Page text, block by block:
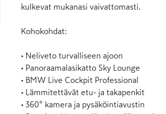
kulkevat mukanasi vaivattomasti.
Kohokohdat:
• Neliveto turvalliseen ajoon
• Panoraamalasikatto Sky Lounge
• BMW Live Cockpit Professional
• Lämmitettävät etu- ja takapenkit
• 360° kamera ja pysäköintiavustin